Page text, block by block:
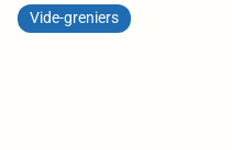
Vide-greniers